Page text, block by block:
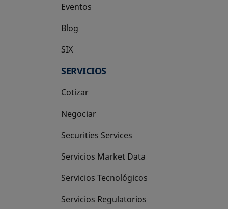
Eventos
Blog
SIX
se abre en una pestaña nueva
SERVICIOS
Cotizar
Negociar
Securities Services
Servicios Market Data
Servicios Tecnológicos
Servicios Regulatorios